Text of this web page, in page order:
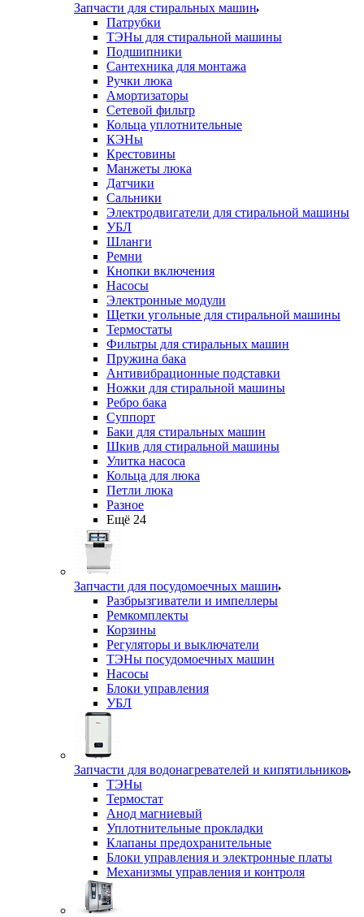
Запчасти для стиральных машин
Патрубки
ТЭНы для стиральной машины
Подшипники
Сантехника для монтажа
Ручки люка
Амортизаторы
Сетевой фильтр
Кольца уплотнительные
КЭНы
Крестовины
Манжеты люка
Датчики
Сальники
Электродвигатели для стиральной машины
УБЛ
Шланги
Ремни
Кнопки включения
Насосы
Электронные модули
Щетки угольные для стиральной машины
Термостаты
Фильтры для стиральных машин
Пружина бака
Антивибрационные подставки
Ножки для стиральной машины
Ребро бака
Суппорт
Баки для стиральных машин
Шкив для стиральной машины
Улитка насоса
Кольца для люка
Петли люка
Разное
Ещё 24
Запчасти для посудомоечных машин
Разбрызгиватели и импеллеры
Ремкомплекты
Корзины
Регуляторы и выключатели
ТЭНы посудомоечных машин
Насосы
Блоки управления
УБЛ
Запчасти для водонагревателей и кипятильников
ТЭНы
Термостат
Анод магниевый
Уплотнительные прокладки
Клапаны предохранительные
Блоки управления и электронные платы
Механизмы управления и контроля